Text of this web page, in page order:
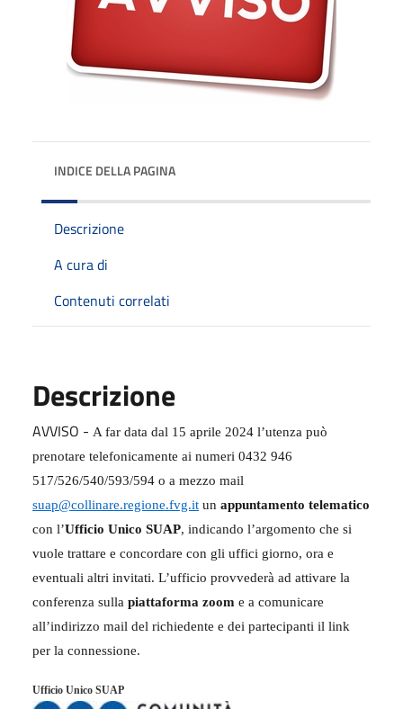
INDICE DELLA PAGINA
Descrizione
A cura di
Contenuti correlati
Descrizione
AVVISO - A far data dal 15 aprile 2024 l’utenza può
prenotare telefonicamente ai numeri 0432 946
517/526/540/593/594 o a mezzo mail
suap@collinare.regione.fvg.it un appuntamento telematico
con l’Ufficio Unico SUAP, indicando l’argomento che si
vuole trattare e concordare con gli uffici giorno, ora e
eventuali altri invitati. L’ufficio provvederà ad attivare la
conferenza sulla piattaforma zoom e a comunicare
all’indirizzo mail del richiedente e dei partecipanti il link
per la connessione.
Ufficio Unico SUAP